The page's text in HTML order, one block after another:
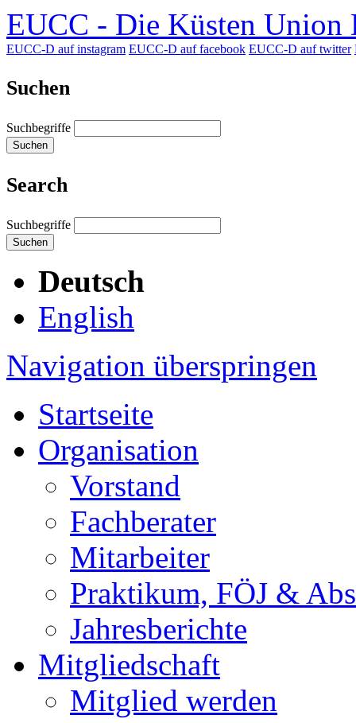
EUCC - Die Küsten Union
EUCC-D auf instagram EUCC-D auf facebook EUCC-D auf twitter
Suchen
Suchbegriffe
Suchen
Search
Suchbegriffe
Suchen
Deutsch
English
Navigation überspringen
Startseite
Organisation
Vorstand
Fachberater
Mitarbeiter
Praktikum, FÖJ &
Jahresberichte
Mitgliedschaft
Mitglied werden